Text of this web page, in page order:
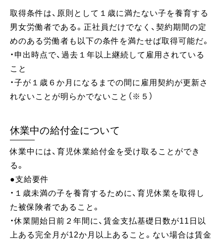
取得条件は、原則として１歳に満たない子を養育する
男女労働者である。正社員だけでなく、契約期間の定
めのある労働者も以下の条件を満たせば取得可能だ。
・申出時点で、過去１年以上継続して雇用されている
こと
・子が１歳６か月になるまでの間に雇用契約が更新さ
れないことが明らかでないこと（※５）
休業中の給付金について
休業中には、育児休業給付金を受け取ることができ
る。
●支給要件
・１歳未満の子を養育するために、育児休業を取得し
た被保険者であること。
・休業開始日前２年間に、賃金支払基礎日数が11日以
上ある完全月が12か月以上あること。ない場合は賃金